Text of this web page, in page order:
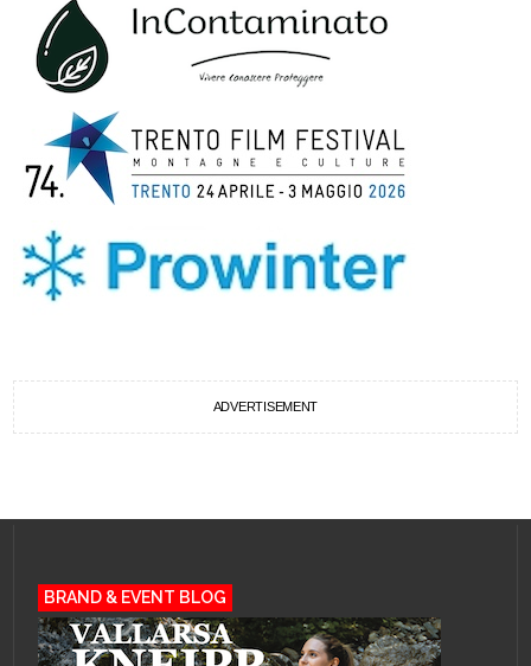
ADVERTISEMENT
BRAND & EVENT BLOG